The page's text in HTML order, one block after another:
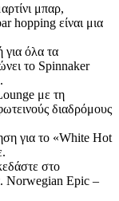
μπαρ,
hopping είναι μια
όλα τα
το Spinnaker
με τη
διαδρόμους
για το «White Hot
στο
Norwegian Epic –